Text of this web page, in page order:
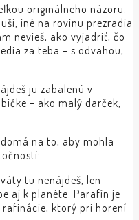
originálneho názoru.
iné na rovinu prezradia
nevieš, ako vyjadriť, čo
za teba – s odvahou,
ju zabalenú v
– ako malý darček,
na to, aby mohla
tu nenájdeš, len
aj k planéte. Parafín je
ktorý pri horení